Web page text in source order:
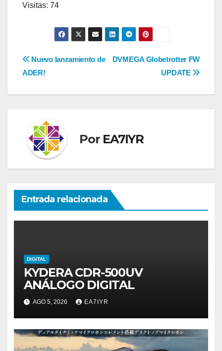
Visitas: 74
Navegación
DVMEGA Globetrotter FW
UPDATE
Nuevo lanzamiento de
ADER!
Por EA7IYR
Entrada relacionada
DIGITAL
KYDERA CDR-500UV
ANÁLOGO DIGITAL
AGO 5, 2026 EA7IYR